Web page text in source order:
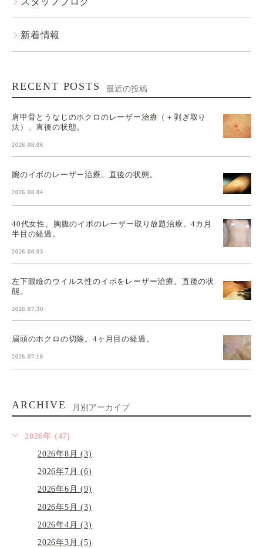
新着情報
RECENT POSTS 最近の投稿
肩甲骨とうなじのホクロのレーザー治療（＋剥ぎ取り
法）、直後の状態。
2026.08.06
腕のイボのレーザー治療。直後の状態。
2026.08.04
40代女性。胸腹のイボのレーザー取り放題治療。4カ月
半目の経過。
2026.08.03
左下眼瞼のウイルス性のイボをレーザー治療。直後の状
態。
2026.07.30
眉頭のホクロの切除。4ヶ月目の経過。
2026.07.18
ARCHIVE 月別アーカイブ
2026年 (47)
2026年8月 (3)
2026年7月 (6)
2026年6月 (9)
2026年5月 (3)
2026年4月 (3)
2026年3月 (5)